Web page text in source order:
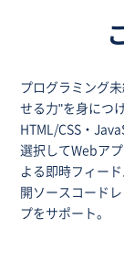
プログラミング
せる力"を身につ
HTML/CSS・
選択してWebア
よる即時フィー
開ソースコード
プをサポート。